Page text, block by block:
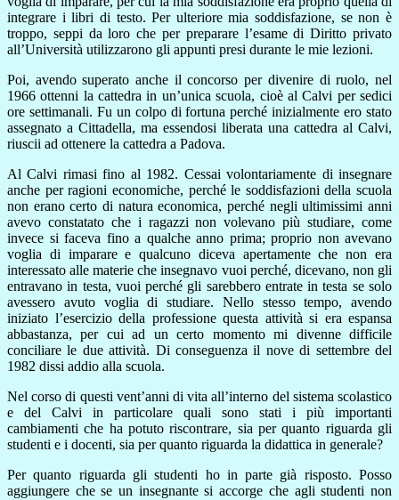
integrare i libri di testo. Per ulteriore mia soddisfazione, se non è
troppo, seppi da loro che per preparare l’esame di Diritto privato
all’Università utilizzarono gli appunti presi durante le mie lezioni.
Poi, avendo superato anche il concorso per divenire di ruolo, nel
1966 ottenni la cattedra in un’unica scuola, cioè al Calvi per sedici
ore settimanali. Fu un colpo di fortuna perché inizialmente ero stato
assegnato a Cittadella, ma essendosi liberata una cattedra al Calvi,
riuscii ad ottenere la cattedra a Padova.
Al Calvi rimasi fino al 1982. Cessai volontariamente di insegnare
anche per ragioni economiche, perché le soddisfazioni della scuola
non erano certo di natura economica, perché negli ultimissimi anni
avevo constatato che i ragazzi non volevano più studiare, come
invece si faceva fino a qualche anno prima; proprio non avevano
voglia di imparare e qualcuno diceva apertamente che non era
interessato alle materie che insegnavo vuoi perché, dicevano, non gli
entravano in testa, vuoi perché gli sarebbero entrate in testa se solo
avessero avuto voglia di studiare. Nello stesso tempo, avendo
iniziato l’esercizio della professione questa attività si era espansa
abbastanza, per cui ad un certo momento mi divenne difficile
conciliare le due attività. Di conseguenza il nove di settembre del
1982 dissi addio alla scuola.
Nel corso di questi vent’anni di vita all’interno del sistema scolastico
e del Calvi in particolare quali sono stati i più importanti
cambiamenti che ha potuto riscontrare, sia per quanto riguarda gli
studenti e i docenti, sia per quanto riguarda la didattica in generale?
Per quanto riguarda gli studenti ho in parte già risposto. Posso
aggiungere che se un insegnante si accorge che agli studenti non